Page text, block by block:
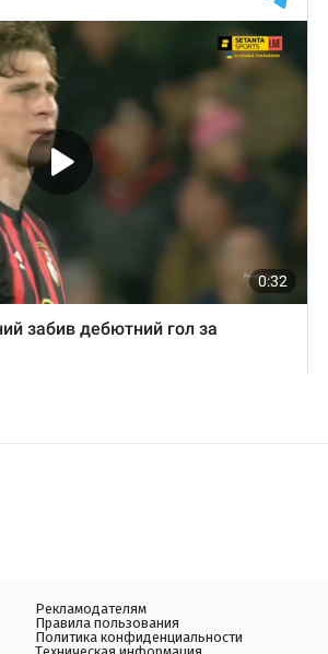
Рекламодателям
Правила пользования
Политика конфиденциальности